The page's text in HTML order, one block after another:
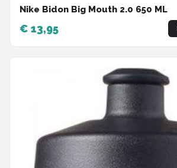
Nike Bidon Big Mouth 2.0 650 ML
€ 13,95